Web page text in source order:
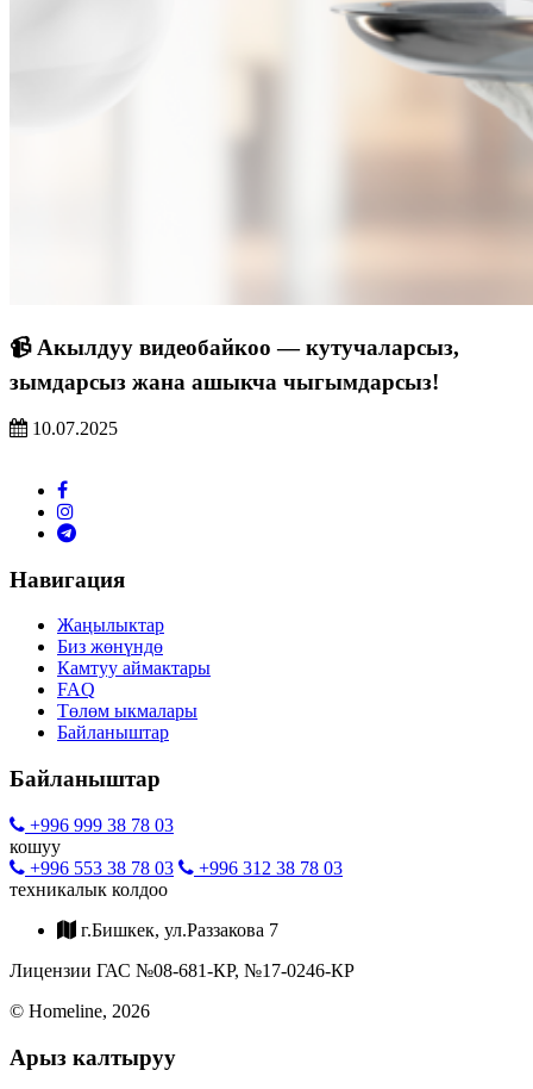
📹 Акылдуу видеобайкоо — кутучаларсыз,
зымдарсыз жана ашыкча чыгымдарсыз!
10.07.2025
Навигация
Жаңылыктар
Биз жөнүндө
Камтуу аймактары
FAQ
Төлөм ыкмалары
Байланыштар
Байланыштар
+996 999 38 78 03
кошуу
+996 553 38 78 03
+996 312 38 78 03
техникалык колдоо
г.Бишкек, ул.Раззакова 7
Лицензии ГАС №08-681-КР, №17-0246-КР
© Homeline, 2026
Арыз калтыруу